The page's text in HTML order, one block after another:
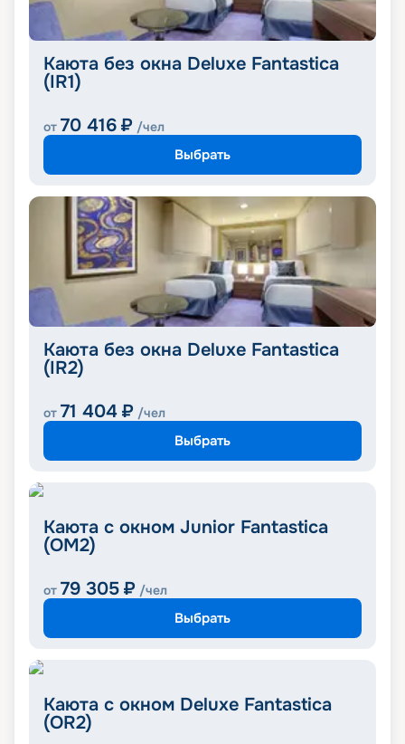
Каюта без окна Deluxe Fantastica
(IR1)
от 70 416 ₽ /чел
Выбрать
Каюта без окна Deluxe Fantastica
(IR2)
от 71 404 ₽ /чел
Выбрать
Каюта с окном Junior Fantastica
(OM2)
от 79 305 ₽ /чел
Выбрать
Каюта с окном Deluxe Fantastica
(OR2)